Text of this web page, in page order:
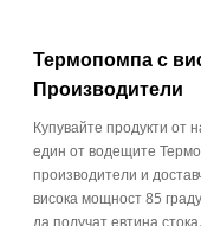
Термопомпа с
Производители
Купувайте продукти от
един от водещите
производители и
висока мощност 85